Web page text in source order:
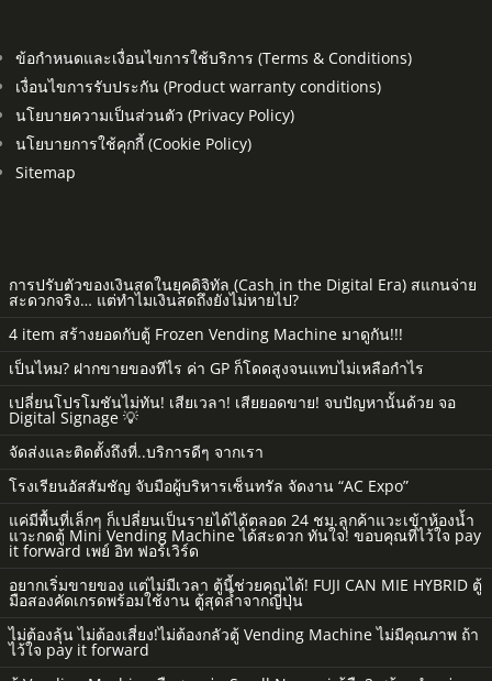
ข้อกำหนดและเงื่อนไขการใช้บริการ (Terms & Conditions)
เงื่อนไขการรับประกัน (Product warranty conditions)
นโยบายความเป็นส่วนตัว (Privacy Policy)
นโยบายการใช้คุกกี้ (Cookie Policy)
Sitemap
การปรับตัวของเงินสดในยุคดิจิทัล (Cash in the Digital Era) สแกนจ่าย
สะดวกจริง… แต่ทำไมเงินสดถึงยังไม่หายไป?
4 item สร้างยอดกับตู้ Frozen Vending Machine มาดูกัน!!!
เป็นไหม? ฝากขายของทีไร ค่า GP ก็โดดสูงจนแทบไม่เหลือกำไร
เปลี่ยนโปรโมชันไม่ทัน! เสียเวลา! เสียยอดขาย! จบปัญหานั้นด้วย จอ
Digital Signage 💡
จัดส่งและติดตั้งถึงที่..บริการดีๆ จากเรา
โรงเรียนอัสสัมชัญ จับมือผู้บริหารเซ็นทรัล จัดงาน “AC Expo”
แค่มีพื้นที่เล็กๆ ก็เปลี่ยนเป็นรายได้ได้ตลอด 24 ชม.ลูกค้าแวะเข้าห้องน้ำ
แวะกดตู้ Mini Vending Machine ได้สะดวก ทันใจ! ขอบคุณที่ไว้ใจ pay
it forward เพย์ อิท ฟอร์เวิร์ด
อยากเริ่มขายของ แต่ไม่มีเวลา ตู้นี้ช่วยคุณได้! FUJI CAN MIE HYBRID ตู้
มือสองคัดเกรดพร้อมใช้งาน ตู้สุดล้ำจากญี่ปุ่น
ไม่ต้องลุ้น ไม่ต้องเสี่ยง!ไม่ต้องกลัวตู้ Vending Machine ไม่มีคุณภาพ ถ้า
ไว้ใจ pay it forward